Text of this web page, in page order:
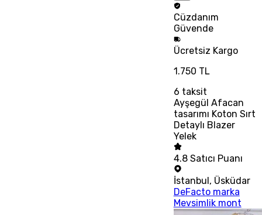
Cüzdanım
Güvende
Ücretsiz Kargo
1.750 TL
6 taksit
Ayşegül Afacan
tasarımı Koton Sırt
Detaylı Blazer
Yelek
4.8 Satıcı Puanı
İstanbul , Üsküdar
DeFacto marka
Mevsimlik mont